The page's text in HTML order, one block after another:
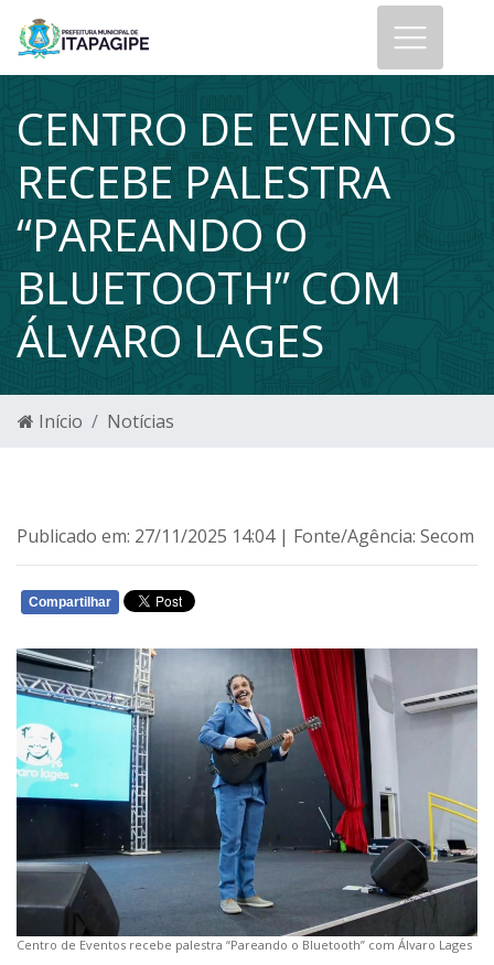
CENTRO DE EVENTOS
RECEBE PALESTRA
“PAREANDO O
BLUETOOTH” COM
ÁLVARO LAGES
Início Notícias
Publicado em: 27/11/2025 14:04 | Fonte/Agência: Secom
Compartilhar
Centro de Eventos recebe palestra “Pareando o Bluetooth” com Álvaro Lages